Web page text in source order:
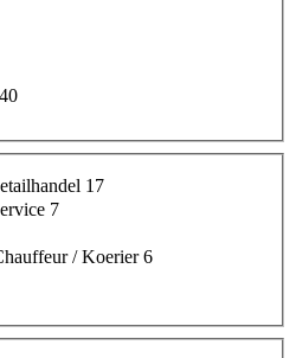
40
17
7
/ Koerier6